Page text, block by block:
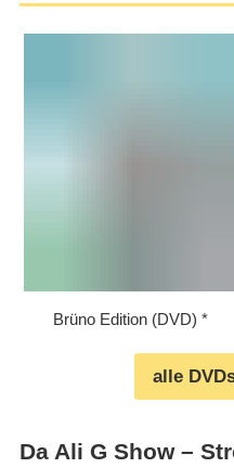
Brüno Edition (DVD)
alle
Da Ali G Show –